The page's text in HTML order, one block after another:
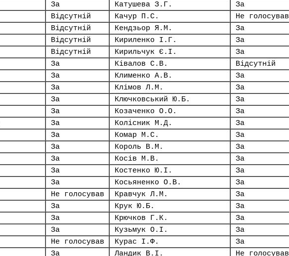
За Катушева З.Г.
За
Відсутній Качур П.С.
Не голосував
Відсутній Кендзьор Я.М.
За
Відсутній Кириленко І.Г.
За
Відсутній Кирильчук Є.І.
За
За Ківалов С.В.
Відсутній
За Клименко А.В.
За
За Клімов Л.М.
За
За Ключковський Ю.Б.
За
За Козаченко О.О.
За
За Колісник М.Д.
За
За Комар М.С.
За
За Король В.М.
За
За Косів М.В.
За
За Костенко Ю.І.
За
За Косьяненко О.В.
За
Не голосував Кравчук Л.М.
За
За Крук Ю.Б.
За
За Крючков Г.К.
За
За Кузьмук О.І.
За
Не голосував Курас І.Ф.
За
За Ландик В.І.
Не голосував